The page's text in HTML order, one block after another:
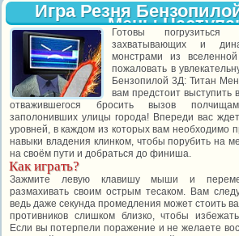
Игра Резня
Мены
Готовы
захватывающих и
монстрами из
пожаловать в
Бензопилой 3Д: Титан
вам предстоит выступить
отважившегося бросить вызов
заполонивших улицы города! Впереди вас
уровней, в каждом из которых вам необходимо
навыки владения клинком, чтобы порубить на
на своём пути и добраться до финиша.
Как играть?
Зажмите левую клавишу мыши и
размахивать своим острым тесаком. Вам
ведь даже секунда промедления может стоить
противников слишком близко, чтобы
Если вы потерпели поражение и не желаете